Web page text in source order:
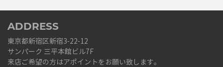
ADDRESS
東京都新宿区新宿3-22-12
サンパーク 三平本館ビル7F
来店ご希望の方はアポイントをお願い致します。